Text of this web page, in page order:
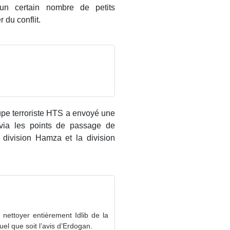
certain nombre de petits
du conflit.
terroriste HTS a envoyé une
les points de passage de
Hamza et la division
entièrement Idlib de la
que soit l’avis d’Erdogan.